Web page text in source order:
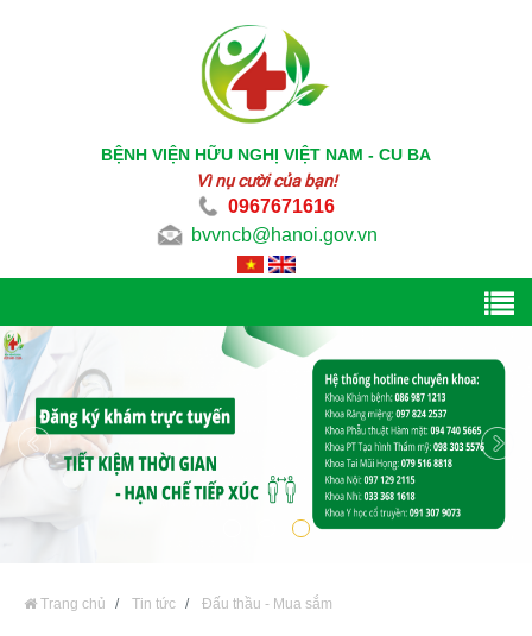
BỆNH VIỆN HỮU NGHỊ VIỆT NAM - CU BA
Vì nụ cười của bạn!
0967671616
bvvncb@hanoi.gov.vn
Trang chủ Tin tức Đấu thầu - Mua sắm